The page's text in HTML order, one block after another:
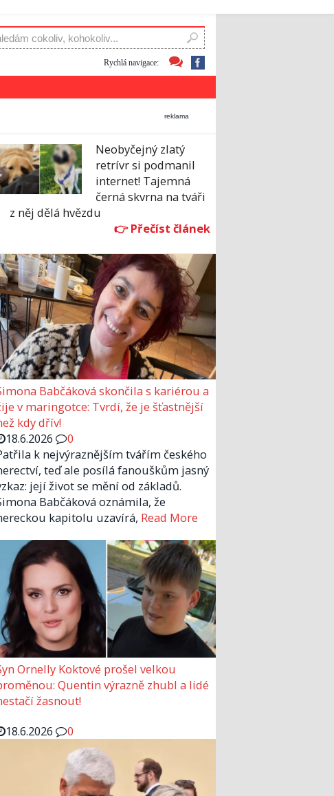
Rychlá navigace:
reklama
Neobyčejný zlatý
retrívr si podmanil
internet! Tajemná
černá skvrna na tváři
z něj dělá hvězdu
Babčáková skončila s kariérou a
v maringotce: Tvrdí, že je šťastnější
kdy dřív!
18.6.2026
0
k nejvýraznějším tvářím českého
teď ale posílá fanouškům jasný
její život se mění od základů.
Babčáková oznámila, že
kapitolu uzavírá, Read More
Ornelly Koktové prošel velkou
Quentin výrazně zhubl a lidé
žasnout!
18.6.2026
0